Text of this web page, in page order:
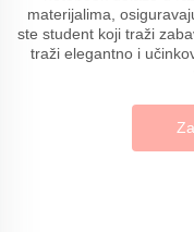
materijalima,
ste student koji traži
traži elegantno i